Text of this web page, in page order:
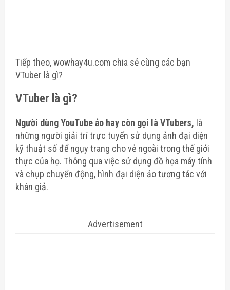
Tiếp theo, wowhay4u.com chia sẻ cùng các bạn
VTuber là gì?
VTuber là gì?
Người dùng YouTube ảo hay còn gọi là VTubers, là
những người giải trí trực tuyến sử dụng ảnh đại diện
kỹ thuật số để ngụy trang cho vẻ ngoài trong thế giới
thực của họ. Thông qua việc sử dụng đồ họa máy tính
và chụp chuyển động, hình đại diện ảo tương tác với
khán giả.
Advertisement